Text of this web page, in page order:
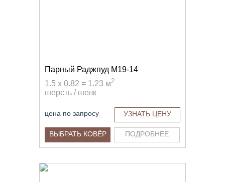
Парный Раджпуд M19-14
1.5 x 0.82 = 1.23 м2
шерсть / шелк
цена по запросу УЗНАТЬ ЦЕНУ
ВЫБРАТЬ КОВЁР ПОДРОБНЕЕ